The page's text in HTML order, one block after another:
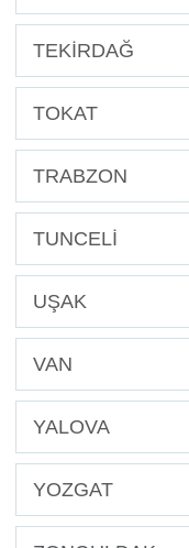
TEKİRDAĞ
TOKAT
TRABZON
TUNCELİ
UŞAK
VAN
YALOVA
YOZGAT